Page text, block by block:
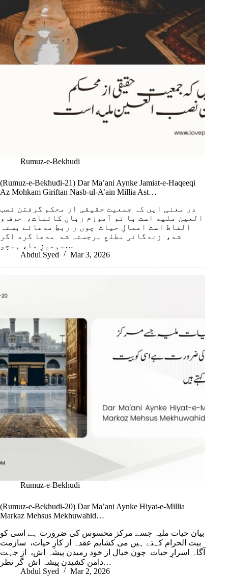
Rumuz-e-Bekhudi
(Rumuz-e-Bekhudi-21) Dar Ma’ani Aynke Jamiat-e-Haqeeqi
Az Mohkam Giriftan Nasb-ul-A’ain Millia Ast…
در معنی ایں کہ جمعیت حقیقی از محکم گرفتن نصب
العین ملیه است با تو آموزم زبانِ کائنات، حرف و
الفاظ است اعمالِ حیات چوں ز ربطِ مدعائے بستہ
شد، زندگانی مطلعِ برجستہ شد مدعا گرد اگر
مہمیزِ ما، ہمچو…
Abdul Syed
Mar 3, 2026
Rumuz-e-Bekhudi
(Rumuz-e-Bekhudi-20) Dar Ma’ani Aynke Hiyat-e-Millia
Markaz Mehsus Mekhuwahid…
بیان حیات ملیہ جسے مرکز محسوس کی ضرورت ہے اسی کو
بیت الحرام کہتے ہیں می کشایم عقدہ از کارِ حیات، سازمت
آگاہ اسرارِ حیات چون خیال از خود رمیدن پیشہ اش، از جہت
دامن کشیدن پیشہ اش گر نظر…
Abdul Syed
Mar 2, 2026